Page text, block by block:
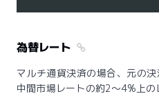
為替レート
マルチ通貨決済の場合、元の
中間市場レートの約2〜4%上